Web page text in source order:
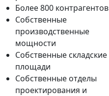
Более 800 контрагентов
Собственные
производственные
мощности
Собственные складские
площади
Собственные отделы
проектирования и